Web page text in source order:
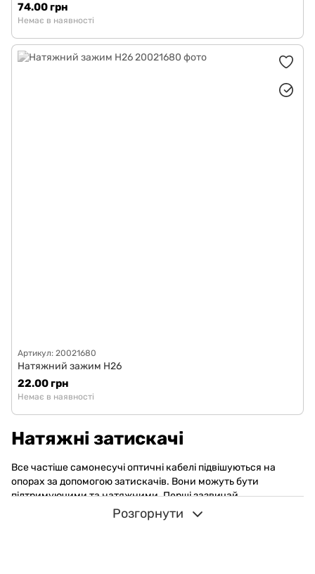
74.00 грн
Немає в наявності
Артикул: 20021680
Натяжний зажим H26
22.00 грн
Немає в наявності
Натяжні затискачі
Все частіше самонесучі оптичні кабелі підвішуються на
опорах за допомогою затискачів. Вони можуть бути
підтримуючими та натяжними. Перші зазвичай
застосовуються на проміжних опорах, на який і фіксується
кабель без провисання. Можна натяжні затискачі купити,
Розгорнути